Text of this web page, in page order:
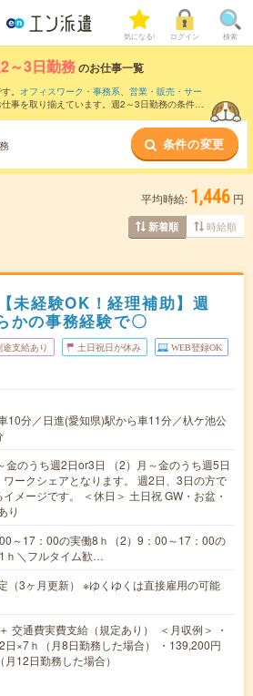
気になる! ログイン 検索
～3日勤務のお仕事一覧
。 オフィスワーク・事務系、 営業・販売・サー
事を取り揃えています。週2～3日勤務の条件の
条件の変更
平均時給: 1,446 円
新着順 時給順
未経験OK！経理補助】週
かの事務経験で〇
途支給あり 土日祝日が休み WEB登録OK
10分／日進(愛知県)駅から車11分／杁ケ池公
金のうち週2日or3日 （2）月～金のうち週5日
ワークシェアとなります。 週2日、3日の方で
メージです。 ＜休日＞ 土日祝 GW・お盆・
り
～17：00の実働8ｈ（2）9：00～17：00の
ｈ＼フルタイム歓…
（3ヶ月更新） ※ゆくゆくは直接雇用の可能
交通費実費支給（規定あり） ＜月収例＞ ・
日×7ｈ（月8日勤務した場合） ・139,200円
月12日勤務した場合）